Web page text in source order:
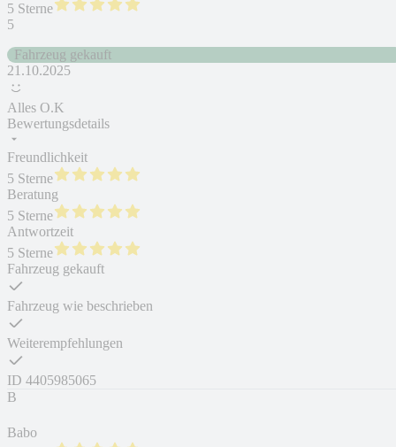
5 Sterne
5
Fahrzeug gekauft
21.10.2025
Alles O.K
Bewertungsdetails
Freundlichkeit
5 Sterne
Beratung
5 Sterne
Antwortzeit
5 Sterne
Fahrzeug gekauft
Fahrzeug wie beschrieben
Weiterempfehlungen
ID 4405985065
B
Babo